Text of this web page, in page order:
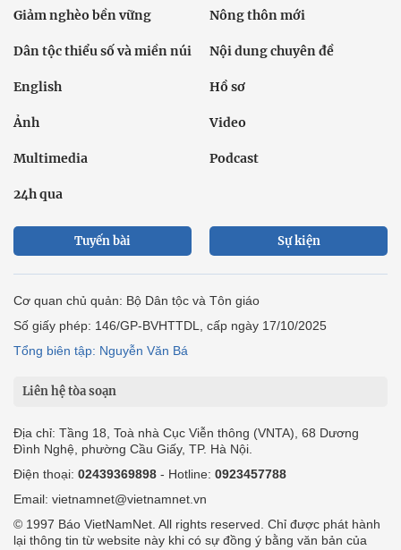
Giảm nghèo bền vững Nông thôn mới
Dân tộc thiểu số và miền núi Nội dung chuyên đề
English Hồ sơ
Ảnh Video
Multimedia Podcast
24h qua
Tuyến bài Sự kiện
Cơ quan chủ quản: Bộ Dân tộc và Tôn giáo
Số giấy phép: 146/GP-BVHTTDL, cấp ngày 17/10/2025
Tổng biên tập: Nguyễn Văn Bá
Liên hệ tòa soạn
Địa chỉ: Tầng 18, Toà nhà Cục Viễn thông (VNTA), 68 Dương
Đình Nghệ, phường Cầu Giấy, TP. Hà Nội.
Điện thoại: 02439369898 - Hotline: 0923457788
Email: vietnamnet@vietnamnet.vn
© 1997 Báo VietNamNet. All rights reserved. Chỉ được phát hành
lại thông tin từ website này khi có sự đồng ý bằng văn bản của